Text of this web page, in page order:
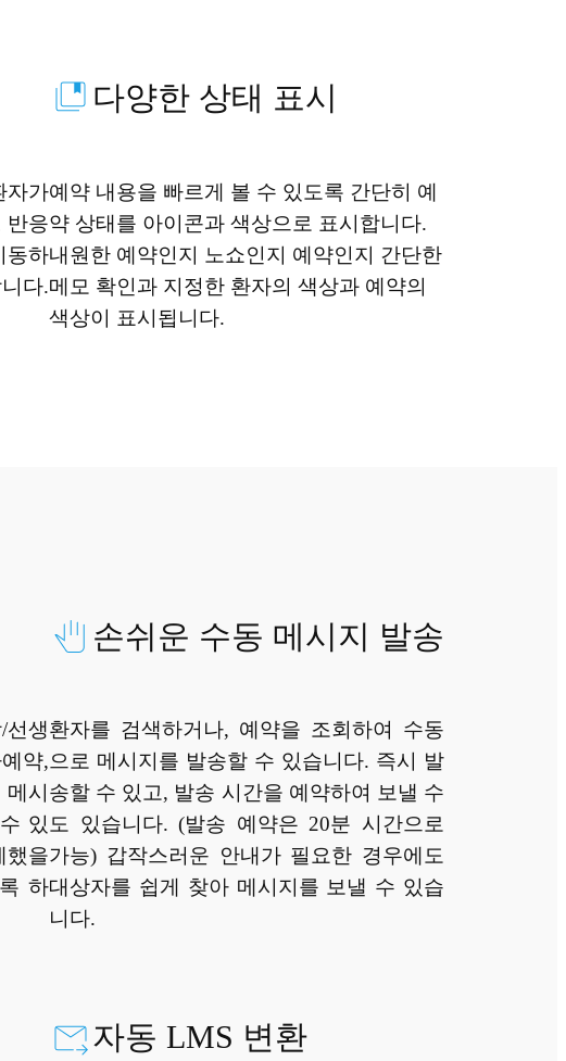
자가
반응
동하
다.
다양한 상태 표시
예약 내용을 빠르게 볼 수 있도록 간단히 예
약 상태를 아이콘과 색상으로 표시합니다.
내원한 예약인지 노쇼인지 예약인지 간단한
메모 확인과 지정한 환자의 색상과 예약의
색상이 표시됩니다.
생
약,
시
있
했을
하
손쉬운 수동 메시지 발송
환자를 검색하거나, 예약을 조회하여 수동
으로 메시지를 발송할 수 있습니다. 즉시 발
송할 수 있고, 발송 시간을 예약하여 보낼 수
도 있습니다. (발송 예약은 20분 시간으로
가능) 갑작스러운 안내가 필요한 경우에도
대상자를 쉽게 찾아 메시지를 보낼 수 있습
니다.
자동 LMS 변환